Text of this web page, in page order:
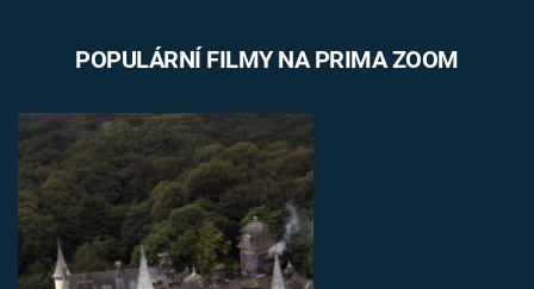
POPULÁRNÍ FILMY NA PRIMA ZOOM